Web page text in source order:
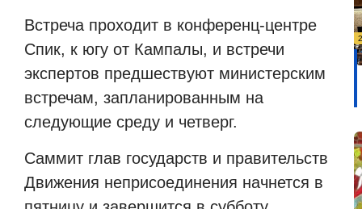
Встреча проходит в конференц-центре
Спик, к югу от Кампалы, и встречи
экспертов предшествуют министерским
встречам, запланированным на
следующие среду и четверг.
Саммит глав государств и правительств
Движения неприсоединения начнется в